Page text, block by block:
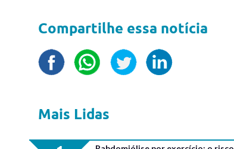
Compartilhe essa notícia
Mais Lidas